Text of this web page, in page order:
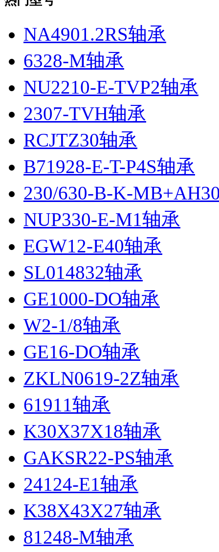
NA4901.2RS轴承
6328-M轴承
NU2210-E-TVP2轴承
2307-TVH轴承
RCJTZ30轴承
B71928-E-T-P4S轴承
230/630-B-K-
NUP330-E-M1轴承
EGW12-E40轴承
SL014832轴承
GE1000-DO轴承
W2-1/8轴承
GE16-DO轴承
ZKLN0619-2Z轴承
61911轴承
K30X37X18轴承
GAKSR22-PS轴承
24124-E1轴承
K38X43X27轴承
81248-M轴承